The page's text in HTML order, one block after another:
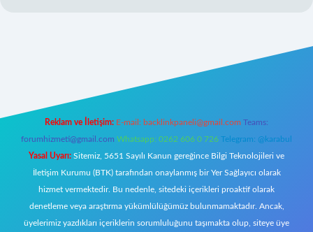
Reklam ve İletişim: E-mail: backlinkpaneli@gmail.com Teams:
forumhizmeti@gmail.com Whatsapp: 0262 606 0 726 Telegram: @karabul
Yasal Uyarı: Sitemiz, 5651 Sayılı Kanun gereğince Bilgi Teknolojileri ve
İletişim Kurumu (BTK) tarafından onaylanmış bir Yer Sağlayıcı olarak
hizmet vermektedir. Bu nedenle, sitedeki içerikleri proaktif olarak
denetleme veya araştırma yükümlülüğümüz bulunmamaktadır. Ancak,
üyelerimiz yazdıkları içeriklerin sorumluluğunu taşımakta olup, siteye üye